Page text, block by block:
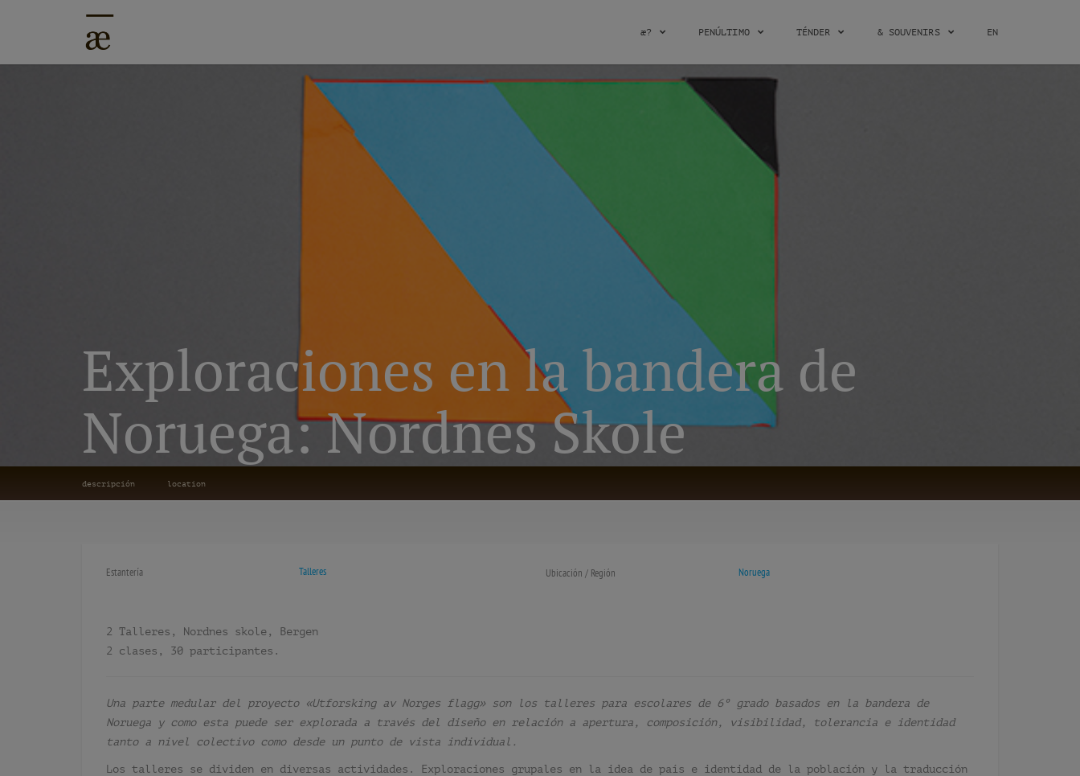
æ? PENÚLTIMO TÉNDER & SOUVENIRS EN
Exploraciones en la bandera de
Noruega: Nordnes Skole
descripción location
Estantería Talleres Ubicación / Región Noruega
2 Talleres, Nordnes skole, Bergen
2 clases, 30 participantes.
Una parte medular del proyecto «Utforsking av Norges flagg» son los talleres para escolares de 6º grado basados en la bandera de
Noruega y como esta puede ser explorada a través del diseño en relación a apertura, composición, visibilidad, tolerancia e identidad
tanto a nivel colectivo como desde un punto de vista individual.
Los talleres se dividen en diversas actividades. Exploraciones grupales en la idea de país e identidad de la población y la traducción